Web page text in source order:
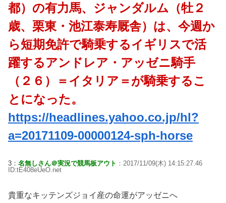
都）の有力馬、ジャンダルム（牡２
歳、栗東・池江泰寿厩舎）は、今週か
ら短期免許で騎乗するイギリスで活
躍するアンドレア・アッゼニ騎手
（２６）＝イタリア＝が騎乗するこ
とになった。
https://headlines.yahoo.co.jp/hl?
a=20171109-00000124-sph-horse
3： 名無しさん＠実況で競馬板アウト ：2017/11/09(木) 14:15:27.46
ID:tE408eUeO.net
貴重なキッテンズジョイ産の命運がアッゼニへ